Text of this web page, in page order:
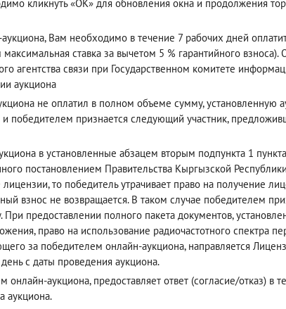
кликнуть «ОК» для обновления окна и продолжения
Вам необходимо в течение 7 рабочих дней
ставка за вычетом 5 % гарантийного взноса).
агентства связи при Государственном комитете
аукциона
не оплатил в полном объеме сумму, установленную
и победителем признается следующий участник,
в установленные абзацем вторым подпункта 1
постановлением Правительства Кыргызской
то победитель утрачивает право на получение
взнос не возвращается. В таком случае победителем
предоставлении полного пакета документов,
право на использование радиочастотного спектра
за победителем онлайн-аукциона, направляется
с даты проведения аукциона.
аукциона, предоставляет ответ (согласие/отказ) в
аукциона.